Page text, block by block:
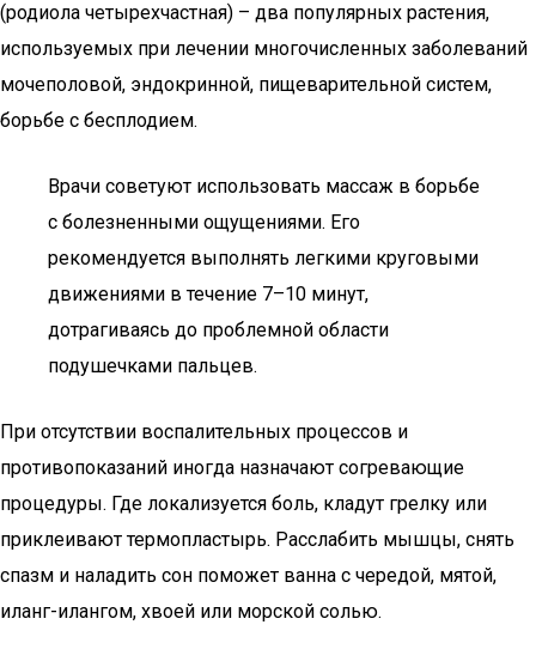
(родиола четырехчастная) – два популярных растения,
используемых при лечении многочисленных заболеваний
мочеполовой, эндокринной, пищеварительной систем,
борьбе с бесплодием.
Врачи советуют использовать массаж в борьбе
с болезненными ощущениями. Его
рекомендуется выполнять легкими круговыми
движениями в течение 7–10 минут,
дотрагиваясь до проблемной области
подушечками пальцев.
При отсутствии воспалительных процессов и
противопоказаний иногда назначают согревающие
процедуры. Где локализуется боль, кладут грелку или
приклеивают термопластырь. Расслабить мышцы, снять
спазм и наладить сон поможет ванна с чередой, мятой,
иланг-илангом, хвоей или морской солью.